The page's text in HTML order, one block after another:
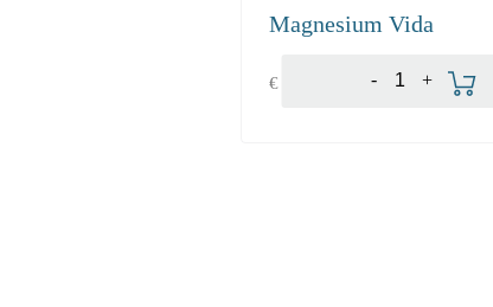
Magnesium Vida
€21.80 +
-